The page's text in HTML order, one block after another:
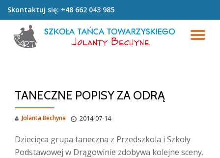
Przeskocz
treści
Skontaktuj się: +48 662 043 985
TANECZNE POPISY ZA ODRĄ
Jolanta Bechyne 2014-07-14
Dziecięca grupa taneczna z Przedszkola i Szkoły
Podstawowej w Drągowinie zdobywa kolejne sceny.